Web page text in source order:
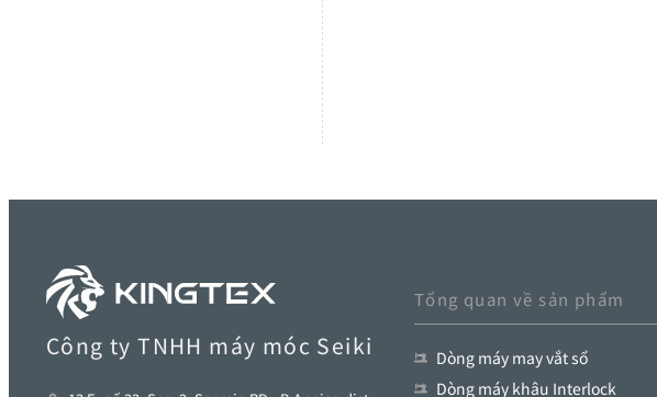
Công ty TNHH máy móc Seiki
Tổng quan về sản phẩm
Dòng máy may vắt sổ
Dòng máy khâu Interlock